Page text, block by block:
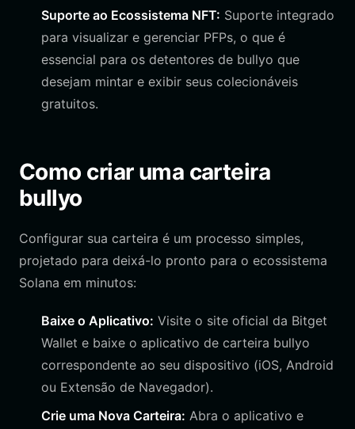
Suporte ao Ecossistema NFT: Suporte integrado
para visualizar e gerenciar PFPs, o que é
essencial para os detentores de bullyo que
desejam mintar e exibir seus colecionáveis
gratuitos.
Como criar uma carteira
bullyo
Configurar sua carteira é um processo simples,
projetado para deixá-lo pronto para o ecossistema
Solana em minutos:
Baixe o Aplicativo: Visite o site oficial da Bitget
Wallet e baixe o aplicativo de carteira bullyo
correspondente ao seu dispositivo (iOS, Android
ou Extensão de Navegador).
Crie uma Nova Carteira: Abra o aplicativo e